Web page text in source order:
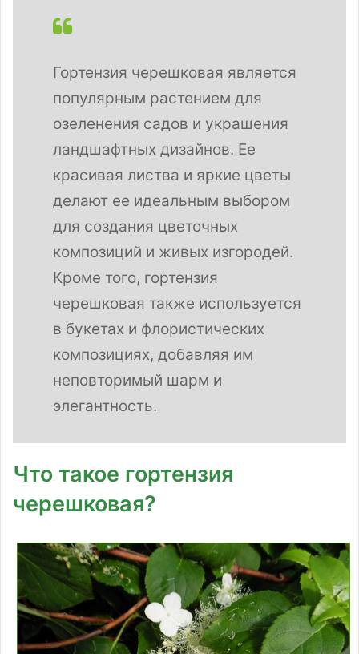
Гортензия черешковая является
популярным растением для
озеленения садов и украшения
ландшафтных дизайнов. Ее
красивая листва и яркие цветы
делают ее идеальным выбором
для создания цветочных
композиций и живых изгородей.
Кроме того, гортензия
черешковая также используется
в букетах и флористических
композициях, добавляя им
неповторимый шарм и
элегантность.
Что такое гортензия
черешковая?